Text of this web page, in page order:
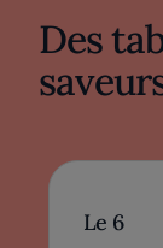
Des
Le 6